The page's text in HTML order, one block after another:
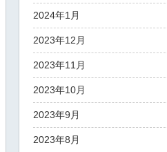
2024年1月
2023年12月
2023年11月
2023年10月
2023年9月
2023年8月